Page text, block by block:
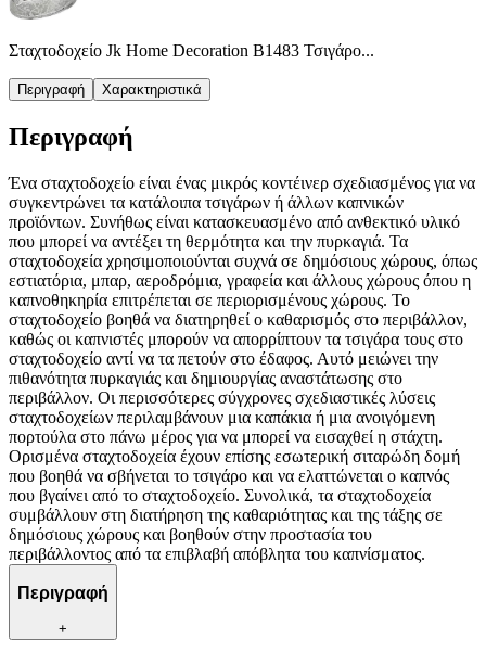
Σταχτοδοχείο Jk Home Decoration Β1483 Τσιγάρο...
Περιγραφή Χαρακτηριστικά
Περιγραφή
Ένα σταχτοδοχείο είναι ένας μικρός κοντέινερ σχεδιασμένος για να
συγκεντρώνει τα κατάλοιπα τσιγάρων ή άλλων καπνικών
προϊόντων. Συνήθως είναι κατασκευασμένο από ανθεκτικό υλικό
που μπορεί να αντέξει τη θερμότητα και την πυρκαγιά. Τα
σταχτοδοχεία χρησιμοποιούνται συχνά σε δημόσιους χώρους, όπως
εστιατόρια, μπαρ, αεροδρόμια, γραφεία και άλλους χώρους όπου η
καπνοθηκηρία επιτρέπεται σε περιορισμένους χώρους. Το
σταχτοδοχείο βοηθά να διατηρηθεί ο καθαρισμός στο περιβάλλον,
καθώς οι καπνιστές μπορούν να απορρίπτουν τα τσιγάρα τους στο
σταχτοδοχείο αντί να τα πετούν στο έδαφος. Αυτό μειώνει την
πιθανότητα πυρκαγιάς και δημιουργίας αναστάτωσης στο
περιβάλλον. Οι περισσότερες σύγχρονες σχεδιαστικές λύσεις
σταχτοδοχείων περιλαμβάνουν μια καπάκια ή μια ανοιγόμενη
πορτούλα στο πάνω μέρος για να μπορεί να εισαχθεί η στάχτη.
Ορισμένα σταχτοδοχεία έχουν επίσης εσωτερική σιταρώδη δομή
που βοηθά να σβήνεται το τσιγάρο και να ελαττώνεται ο καπνός
που βγαίνει από το σταχτοδοχείο. Συνολικά, τα σταχτοδοχεία
συμβάλλουν στη διατήρηση της καθαριότητας και της τάξης σε
δημόσιους χώρους και βοηθούν στην προστασία του
περιβάλλοντος από τα επιβλαβή απόβλητα του καπνίσματος.
Περιγραφή
+